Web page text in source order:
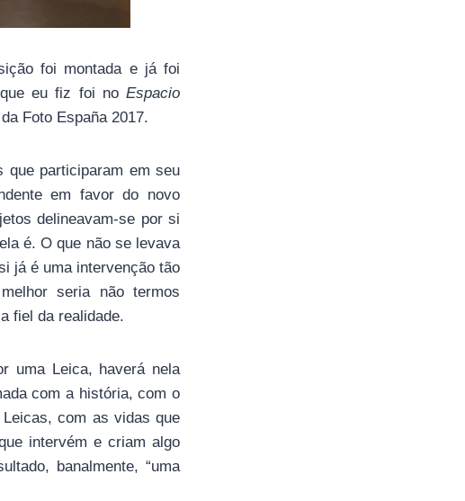
foi montada e já foi
eu fiz foi no Espacio
Foto España 2017.
que participaram em seu
em favor do novo
delineavam-se por si
é. O que não se levava
já é uma intervenção tão
seria não termos
fiel da realidade.
uma Leica, haverá nela
com a história, com o
com as vidas que
intervém e criam algo
banalmente, “uma